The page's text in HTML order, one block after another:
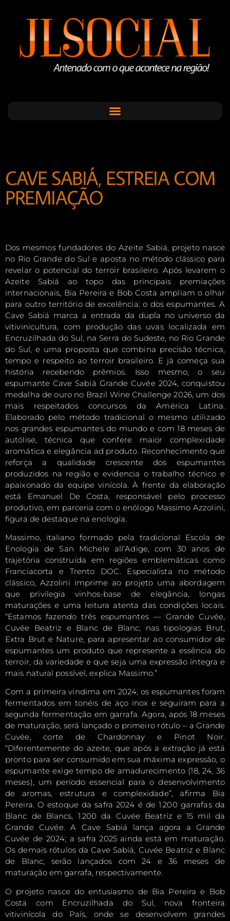
CAVE SABIÁ, ESTREIA COM
PREMIAÇÃO
Dos mesmos fundadores do Azeite Sabiá, projeto nasce
no Rio Grande do Sul e aposta no método clássico para
revelar o potencial do terroir brasileiro. Após levarem o
Azeite Sabiá ao topo das principais premiações
internacionais, Bia Pereira e Bob Costa ampliam o olhar
para outro território de excelência: o dos espumantes. A
Cave Sabiá marca a entrada da dupla no universo da
vitivinicultura, com produção das uvas localizada em
Encruzilhada do Sul, na Serra do Sudeste, no Rio Grande
do Sul, e uma proposta que combina precisão técnica,
tempo e respeito ao terroir brasileiro. E já começa sua
história recebendo prêmios. Isso mesmo, o seu
espumante Cave Sabiá Grande Cuvée 2024, conquistou
medalha de ouro no Brazil Wine Challenge 2026, um dos
mais respeitados concursos da América Latina.
Elaborado pelo método tradicional o mesmo utilizado
nos grandes espumantes do mundo e com 18 meses de
autólise, técnica que confere maior complexidade
aromática e elegância ad produto. Reconhecimento que
reforça a qualidade crescente dos espumantes
produzidos na região e evidencia o trabalho técnico e
apaixonado da equipe vinícola. À frente da elaboração
está Emanuel De Costa, responsável pelo processo
produtivo, em parceria com o enólogo Massimo Azzolini,
figura de destaque na enologia.
Massimo, italiano formado pela tradicional Escola de
Enologia de San Michele all’Adige, com 30 anos de
trajetória construída em regiões emblemáticas como
Franciacorta e Trento DOC. Especialista no método
clássico, Azzolini imprime ao projeto uma abordagem
que privilegia vinhos-base de elegância, longas
maturações e uma leitura atenta das condições locais.
“Estamos fazendo três espumantes — Grande Cuvée,
Cuvée Beatriz e Blanc de Blanc, nas tipologias Brut,
Extra Brut e Nature, para apresentar ao consumidor de
espumantes um produto que represente a essência do
terroir, da variedade e que seja uma expressão íntegra e
mais natural possível, explica Massimo.”
Com a primeira vindima em 2024, os espumantes foram
fermentados em tonéis de aço inox e seguiram para a
segunda fermentação em garrafa. Agora, após 18 meses
de maturação, será lançado o primeiro rótulo – a Grande
Cuvée, corte de Chardonnay e Pinot Noir.
“Diferentemente do azeite, que após a extração já está
pronto para ser consumido em sua máxima expressão, o
espumante exige tempo de amadurecimento (18, 24, 36
meses), um período essencial para o desenvolvimento
de aromas, estrutura e complexidade”, afirma Bia
Pereira. O estoque da safra 2024 é de 1.200 garrafas da
Blanc de Blancs, 1.200 da Cuvée Beatriz e 15 mil da
Grande Cuvée. A Cave Sabiá lança agora a Grande
Cuvée de 2024; a safra 2025 ainda está em maturação.
Os demais rótulos da Cave Sabiá, Cuvée Beatriz e Blanc
de Blanc, serão lançados com 24 e 36 meses de
maturação em garrafa, respectivamente.
O projeto nasce do entusiasmo de Bia Pereira e Bob
Costa com Encruzilhada do Sul, nova fronteira
vitivinícola do País, onde se desenvolvem grandes